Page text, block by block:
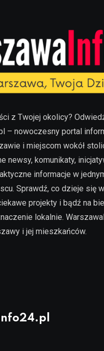
z Twojej okolicy?
– nowoczesny portal
i miejscom wokół
newsy, komunikaty,
informacje w
Sprawdź, co dzieje się
projekty i bądź na
lokalnie.
i jej mieszkańców.